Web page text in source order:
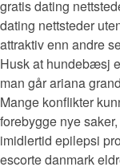
gratis dating
dating nettsteder
attraktiv enn andre
Husk at hundebæsj
man går ariana
Mange konflikter
forebygge nye
imidlertid epilepsi
escorte danmark